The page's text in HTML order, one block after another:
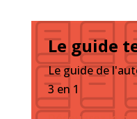
Le guide
Le guide de
3 en 1